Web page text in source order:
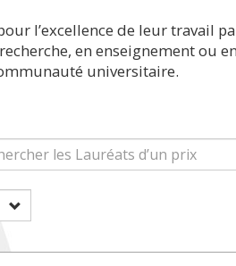
l’excellence de leur travail
en enseignement ou
universitaire.